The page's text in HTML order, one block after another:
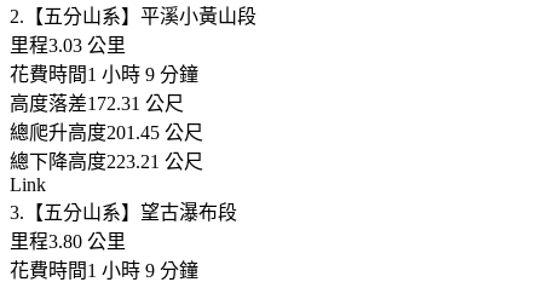
2.【五分山系】平溪小黃山段
里程3.03 公里
花費時間1 小時 9 分鐘
高度落差172.31 公尺
總爬升高度201.45 公尺
總下降高度223.21 公尺
Link
3.【五分山系】望古瀑布段
里程3.80 公里
花費時間1 小時 9 分鐘